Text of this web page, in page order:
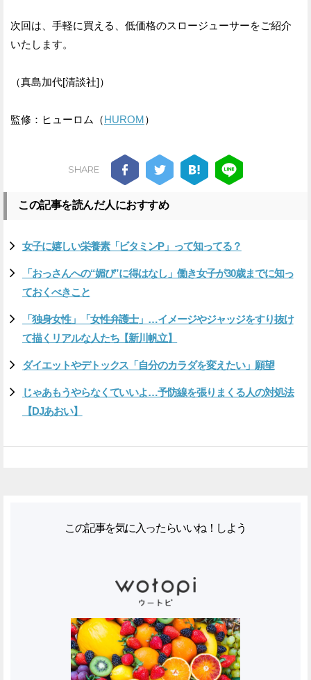
次回は、手軽に買える、低価格のスロージューサーをご紹介
いたします。
（真島加代[清談社]）
監修：ヒューロム（HUROM）
SHARE
この記事を読んだ人におすすめ
女子に嬉しい栄養素「ビタミンP」って知ってる？
「おっさんへの“媚び”に得はなし」働き女子が30歳までに知っ
ておくべきこと
「独身女性」「女性弁護士」…イメージやジャッジをすり抜け
て描くリアルな人たち【新川帆立】
ダイエットやデトックス「自分のカラダを変えたい」願望
じゃあもうやらなくていいよ…予防線を張りまくる人の対処法
【DJあおい】
この記事を気に入ったらいいね！しよう